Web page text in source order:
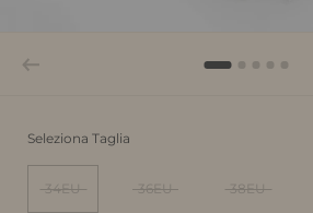
Seleziona Taglia
34EU 36EU 38EU